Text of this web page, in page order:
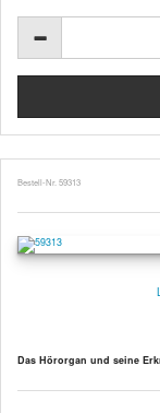
Bestell-Nr. 59313
Das Hörorgan und seine